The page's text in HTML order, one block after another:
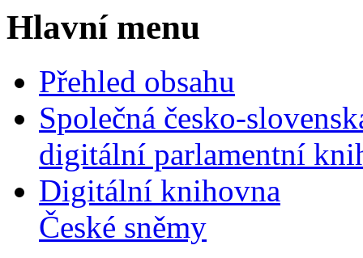
Hlavní menu
Přehled obsahu
Společná česko-
digitální parlamentní
Digitální knihovna
České sněmy